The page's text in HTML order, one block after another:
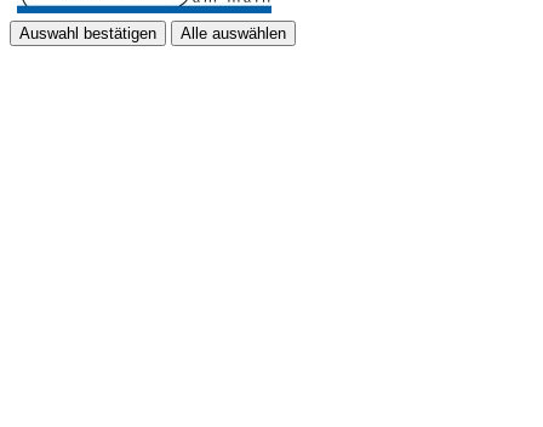
Auswahl bestätigen Alle auswählen